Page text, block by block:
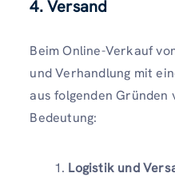
4. Versand
Beim Online-Verkauf
und Verhandlung mit
aus folgenden Gründen
Bedeutung:
Logistik und